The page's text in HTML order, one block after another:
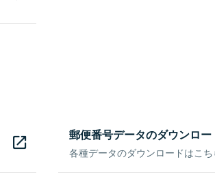
郵便番号データのダウンロー
各種データのダウンロードはこ